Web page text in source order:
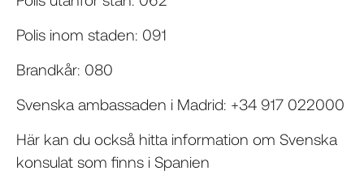
Polis inom staden: 091
Brandkår: 080
Svenska ambassaden i Madrid: +34 917 022000
Här kan du också hitta information om Svenska
konsulat som finns i Spanien